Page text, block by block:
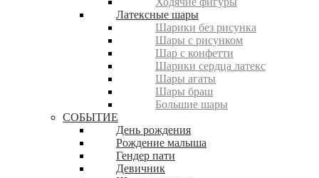
Латексные шары
Шарики без рисунка
Шары с рисунком
Шар с конфетти
Шарики сердца латекс
Шары агаты
Шары браш
Большие шары
СОБЫТИЕ
День рождения
Рождение малыша
Гендер пати
Девичник